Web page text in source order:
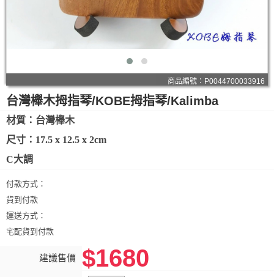
商品編號：P0044700033916
台灣櫸木拇指琴/KOBE拇指琴/Kalimba
材質：台灣櫸木
尺寸：17.5 x 12.5 x 2cm
C大調
付款方式：
貨到付款
運送方式：
宅配貨到付款
建議售價 $1680